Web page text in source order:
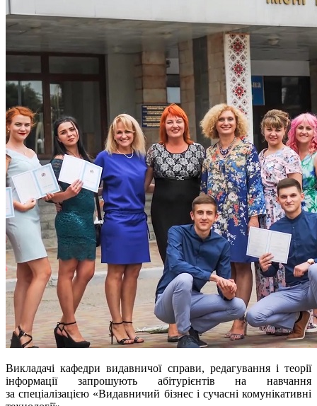
Викладачі кафедри видавничої справи, редагування і теорії
інформації запрошують абітурієнтів на навчання
за спеціалізацією «Видавничий бізнес і сучасні комунікативні